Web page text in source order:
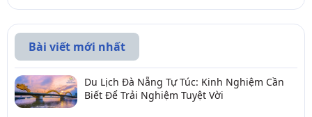
Bài viết mới nhất
Du Lịch Đà Nẵng Tự Túc: Kinh Nghiệm Cần
Biết Để Trải Nghiệm Tuyệt Vời